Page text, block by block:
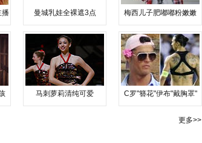
播 曼城乳娃全裸遮3点 梅西儿子肥嘟嘟粉嫩嫩
马刺萝莉清纯可爱 C罗"簪花"伊布"戴胸罩"
更多>>